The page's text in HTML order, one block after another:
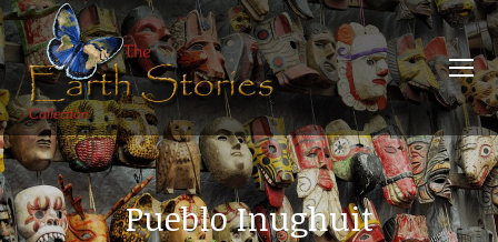
Pueblo Inughuit